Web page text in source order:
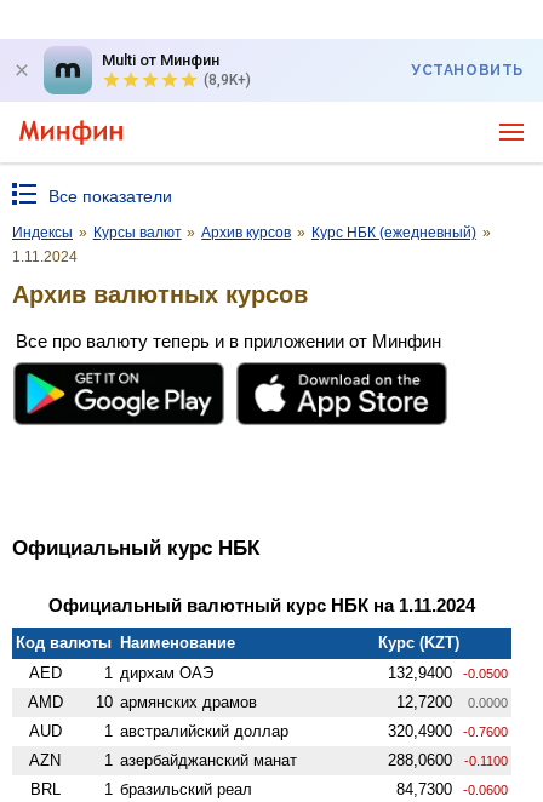
Multi от Минфин
(8,9K+)
УСТАНОВИТЬ
Все показатели
Индексы » Курсы валют » Архив курсов » Курс НБК (ежедневный) »
1.11.2024
Архив валютных курсов
Все про валюту теперь и в приложении от Минфин
Официальный курс НБК
Официальный валютный курс НБК на 1.11.2024
Код валюты Наименование
Курс (KZT)
AED
1 дирхам ОАЭ 132,9400 -0.0500
AMD 10 армянских драмов 12,7200 0.0000
AUD 1 австралийский доллар 320,4900 -0.7600
AZN 1 азербайджанский манат 288,0600 -0.1100
BRL 1 бразильский реал 84,7300 -0.0600